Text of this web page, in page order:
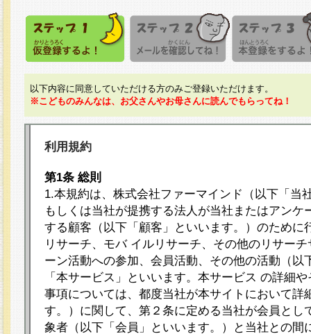
以下内容に同意していただける方のみご登録いただけます。
※こどものみんなは、お父さんやお母さんに読んでもらってね！
利用規約
第1条 総則
1.本規約は、株式会社ファーマインド（以下「当
もしくは当社が提携する法人が当社またはアンケ
する顧客（以下「顧客」といいます。）のために
リサーチ、モバ イルリサーチ、その他のリサー
ーン活動への参加、会員活動、その他の活動（以
「本サービス」といいます。本サービス の詳細
事項については、都度当社が本サイトにおいて詳
す。）に関して、第２条に定める当社が会員とし
象者（以下「会員」といいます。）と当社との間